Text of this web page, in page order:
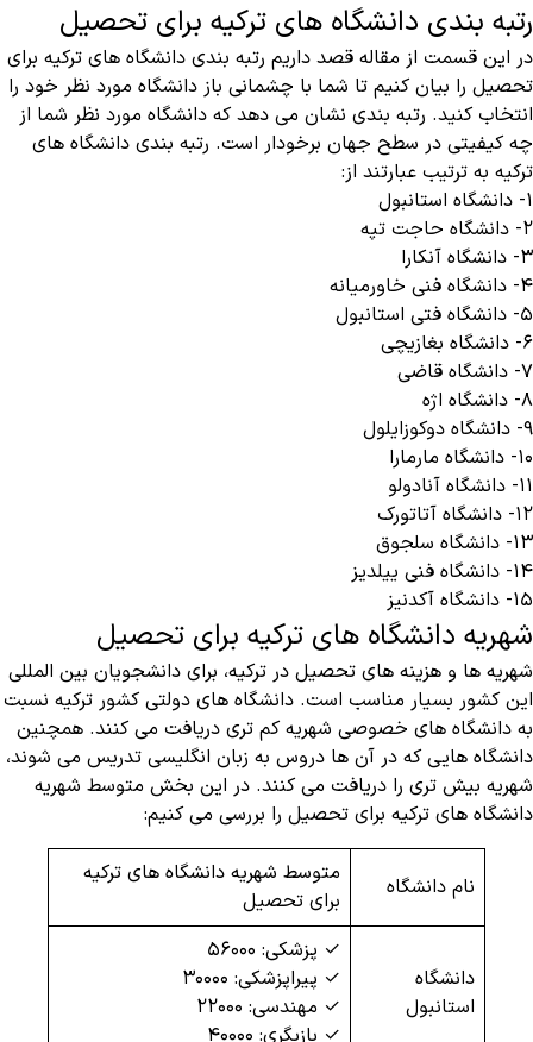
رتبه بندی دانشگاه های ترکیه برای تحصیل
در این قسمت از مقاله قصد داریم رتبه بندی دانشگاه های ترکیه برای
تحصیل را بیان کنیم تا شما با چشمانی باز دانشگاه مورد نظر خود را
انتخاب کنید. رتبه بندی نشان می دهد که دانشگاه مورد نظر شما از
چه کیفیتی در سطح جهان برخودار است. رتبه بندی دانشگاه های
ترکیه به ترتیب عبارتند از:
۱- دانشگاه استانبول
۲- دانشگاه حاجت تپه
۳- دانشگاه آنکارا
۴- دانشگاه فنی خاورمیانه
۵- دانشگاه فتی استانبول
۶- دانشگاه بغازیچی
۷- دانشگاه قاضی
۸- دانشگاه اژه
۹- دانشگاه دوکوزایلول
۱۰- دانشگاه مارمارا
۱۱- دانشگاه آنادولو
۱۲- دانشگاه آتاتورک
۱۳- دانشگاه سلجوق
۱۴- دانشگاه فنی ییلدیز
۱۵- دانشگاه آکدنیز
شهریه دانشگاه های ترکیه برای تحصیل
شهریه ها و هزینه های تحصیل در ترکیه، برای دانشجویان بین المللی
این کشور بسیار مناسب است. دانشگاه های دولتی کشور ترکیه نسبت
به دانشگاه های خصوصی شهریه کم تری دریافت می کنند. همچنین
دانشگاه هایی که در آن ها دروس به زبان انگلیسی تدریس می شوند،
شهریه بیش تری را دریافت می کنند. در این بخش متوسط شهریه
دانشگاه های ترکیه برای تحصیل را بررسی می کنیم:
نام دانشگاه
متوسط شهریه دانشگاه های ترکیه
برای تحصیل
دانشگاه
استانبول
✓ پزشکی: ۵۶۰۰۰
✓ پیراپزشکی: ۳۰۰۰۰
✓ مهندسی: ۲۲۰۰۰
✓ بازیگری: ۴۰۰۰۰